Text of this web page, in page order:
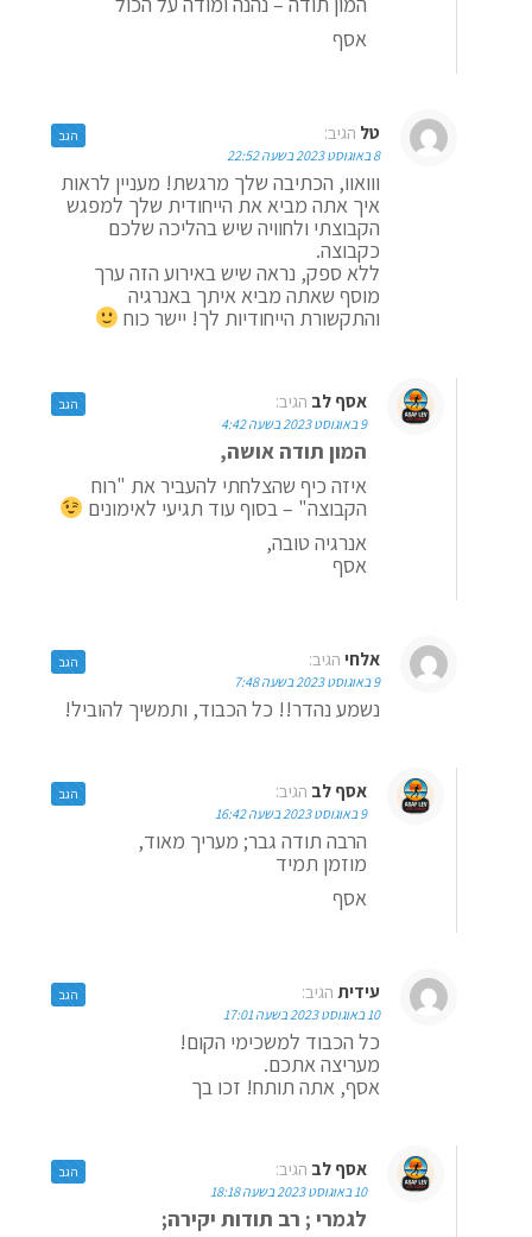
אסף
טל הגיב:
8 באוגוסט 2023 בשעה 22:52
ווואוו, הכתיבה שלך מרגשת! מעניין לראות
איך אתה מביא את הייחודית שלך למפגש
הקבוצתי ולחוויה שיש בהליכה שלכם
כקבוצה.
ללא ספק, נראה שיש באירוע הזה ערך
מוסף שאתה מביא איתך באנרגיה
והתקשורת הייחודיות לך! יישר כוח
הגב
אסף לב הגיב:
9 באוגוסט 2023 בשעה 4:42
המון תודה אושה,
איזה כיף שהצלחתי להעביר את "רוח
הקבוצה" – בסוף עוד תגיעי לאימונים
אנרגיה טובה,
אסף
הגב
אלחי הגיב:
9 באוגוסט 2023 בשעה 7:48
נשמע נהדר!! כל הכבוד, ותמשיך להוביל!
הגב
אסף לב הגיב:
9 באוגוסט 2023 בשעה 16:42
הרבה תודה גבר; מעריך מאוד,
מוזמן תמיד
אסף
הגב
עידית הגיב:
10 באוגוסט 2023 בשעה 17:01
כל הכבוד למשכימי הקום!
מעריצה אתכם.
אסף, אתה תותח! זכו בך
הגב
אסף לב הגיב:
10 באוגוסט 2023 בשעה 18:18
לגמרי ; רב תודות יקירה;
הגב